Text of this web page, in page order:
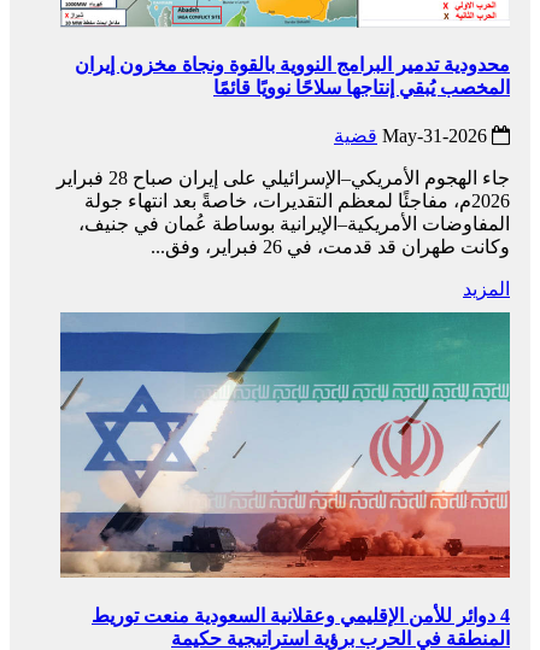
محدودية تدمير البرامج النووية بالقوة ونجاة مخزون إيران
المخصب يُبقي إنتاجها سلاحًا نوويًا قائمًا
قضية
جاء الهجوم الأمريكي–الإسرائيلي على إيران صباح 28 فبراير
2026م، مفاجئًا لمعظم التقديرات، خاصةً بعد انتهاء جولة
المفاوضات الأمريكية–الإيرانية بوساطة عُمان في جنيف،
وكانت طهران قد قدمت، في 26 فبراير، وفق...
المزيد
4 دوائر للأمن الإقليمي وعقلانية السعودية منعت توريط
المنطقة في الحرب برؤية استراتيجية حكيمة